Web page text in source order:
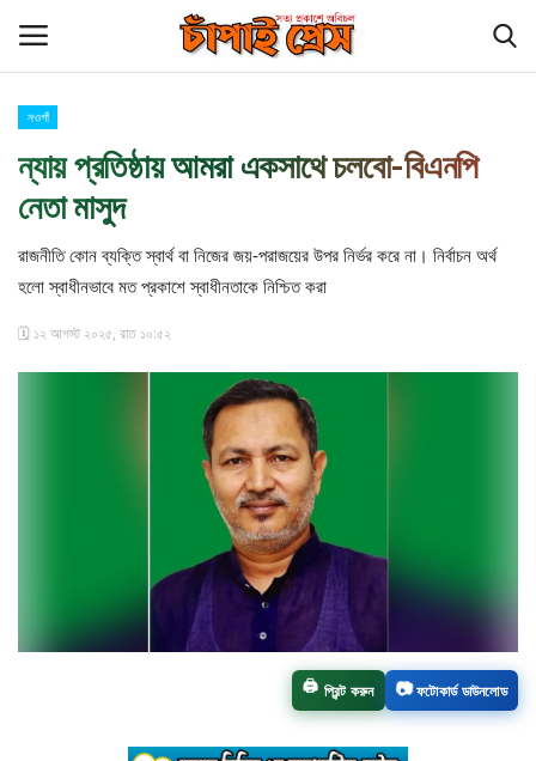
হোম
চাঁপাইনবাবগঞ্জ সীমান্ত
বিনোদন
রাজশাহী বিভাগ
নওগাঁ
ন্যায় প্রতিষ্ঠায় আমরা একসাথে চলবো-বিএনপি
নেতা মাসুদ
রাজনীতি কোন ব্যক্তি স্বার্থ বা নিজের জয়-পরাজয়ের উপর নির্ভর করে না। নির্বাচন অর্থ
হলো স্বাধীনভাবে মত প্রকাশে স্বাধীনতাকে নিশ্চিত করা
🗓️ ১২ আগস্ট ২০২৫, রাত ১০:৫২
🖨️ প্রিন্ট করুন 📷ফটোকার্ড ডাউনলোড